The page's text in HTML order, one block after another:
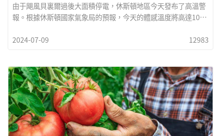
由于飓風貝裏爾過後大面積停電，休斯頓地區今天發布了高溫警
報。根據休斯頓國家氣象局的預報，今天的體感溫度將高達105
有電力和空調的情況下，可能會變得非常危險。爲了應對這一情
提供舒適的場所、充電設備、飲用水和免費WiFi。陽光長者活動
中心始終關愛老人的健康，確保大家在酷熱天氣中得到充分的保
護。請大家互相關愛，確保社區中每一位老人都能夠安全度過這
段高溫時期。陽光長者活動中心在此提醒大家，在這樣的極端天
氣條件下，要特別注意自身和家人的安全。陽光長者中心開放時
間：周二至周五 下午1點至6點地址：6501 Westline Dr, Housto
2024-07-09 12983